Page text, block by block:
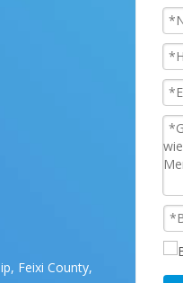
Feixi County,